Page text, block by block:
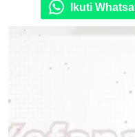
Ikuti